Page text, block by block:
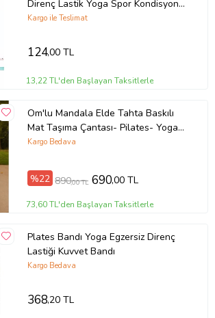
Direnç Lastik Yoga Spor Kondisyon
Aerobik Bandı
Kargo ile Teslimat
124,00 TL
13,22 TL'den Başlayan Taksitlerle
Om'lu Mandala Elde Tahta Baskılı
Mat Taşıma Çantası- Pilates- Yoga-
Spor Matı- Spor Çanta
Kargo Bedava
%22 890,00 TL 690,00 TL
73,60 TL'den Başlayan Taksitlerle
Plates Bandı Yoga Egzersiz Direnç
Lastiği Kuvvet Bandı
Kargo Bedava
368,20 TL